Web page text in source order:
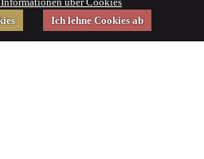
Ich lehne Cookies ab